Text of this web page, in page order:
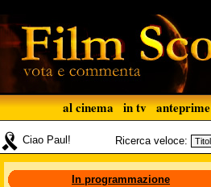
al cinema in tv anteprime
Ciao Paul! Ricerca veloce:
In programmazione